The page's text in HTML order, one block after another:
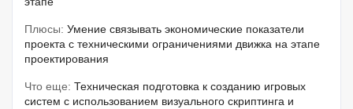
Плюсы: Умение связывать экономические показатели
проекта с техническими ограничениями движка на этапе
проектирования
Что еще: Техническая подготовка к созданию игровых
систем с использованием визуального скриптинга и